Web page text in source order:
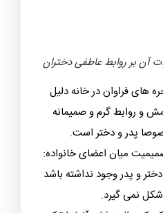
آن بر روابط عاطفی دختران
فراوان در خانه دلیل